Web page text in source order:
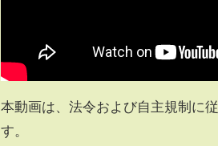
本動画は、法令および自主規制に
す。